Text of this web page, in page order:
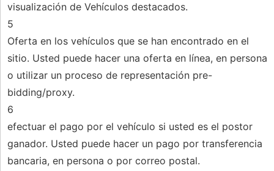
visualización de Vehículos destacados.
5
Oferta en los vehículos que se han encontrado en el
sitio. Usted puede hacer una oferta en línea, en persona
o utilizar un proceso de representación pre-
bidding/proxy.
6
efectuar el pago por el vehículo si usted es el postor
ganador. Usted puede hacer un pago por transferencia
bancaria, en persona o por correo postal.